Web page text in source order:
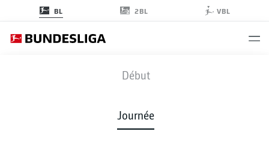
BL 2BL VBL
Début
Journée
M05- FCU
1 1